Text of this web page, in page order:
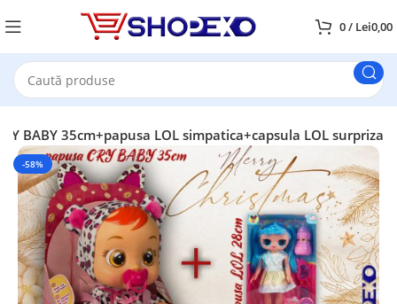
0/ Lei0,00
BABY 35cm+papusa LOL simpatica+capsula LOL surpriza
-58%